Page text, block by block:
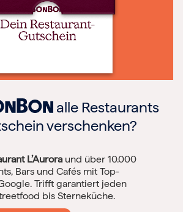
alle Restaurants
verschenken?
L’Auroraund über 10.000
Bars und Cafés mit Top-
Trifft garantiert jeden
bis Sterneküche.